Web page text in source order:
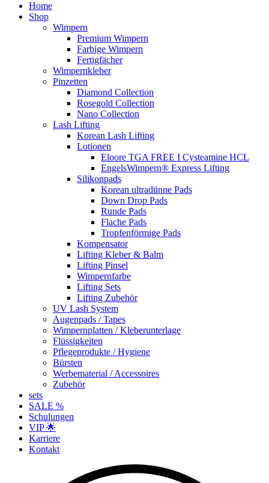
Home
Shop
Wimpern
Premium Wimpern
Farbige Wimpern
Fertigfächer
Wimpernkleber
Pinzetten
Diamond Collection
Rosegold Collection
Nano Collection
Lash Lifting
Korean Lash Lifting
Lotionen
Eloore TGA FREE I Cysteamine HCL
EngelsWimpern® Express Lifting
Silikonpads
Korean ultradünne Pads
Down Drop Pads
Runde Pads
Flache Pads
Tropfenförmige Pads
Kompensator
Lifting Kleber & Balm
Lifting Pinsel
Wimpernfarbe
Lifting Sets
Lifting Zubehör
UV Lash System
Augenpads / Tapes
Wimpernplatten / Kleberunterlage
Flüssigkeiten
Pflegeprodukte / Hygiene
Bürsten
Werbematerial / Accessoires
Zubehör
sets
SALE %
Schulungen
VIP 🌟
Karriere
Kontakt